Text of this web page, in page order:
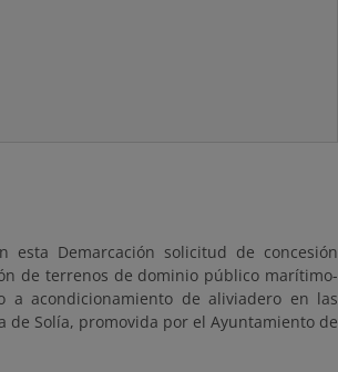
esta Demarcación solicitud de concesión
de terrenos de dominio público marítimo-
a acondicionamiento de aliviadero en las
de Solía, promovida por el Ayuntamiento de